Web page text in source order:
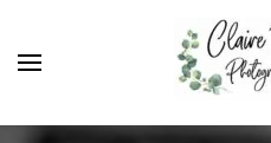
Claire
Votre photographe à